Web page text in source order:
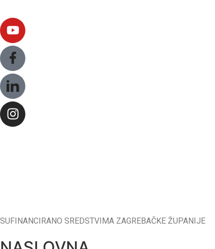
SUFINANCIRANO SREDSTVIMA ZAGREBAČKE ŽUPANIJE